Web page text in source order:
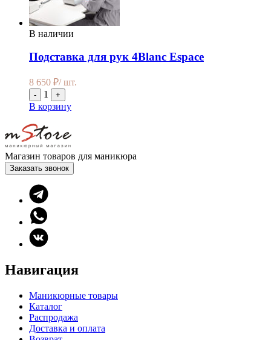
В наличии
Подставка для рук 4Blanc Espace
8 650 ₽/ шт.
- 1 +
В корзину
Магазин товаров для маникюра
Заказать звонок
Навигация
Маникюрные товары
Каталог
Распродажа
Доставка и оплата